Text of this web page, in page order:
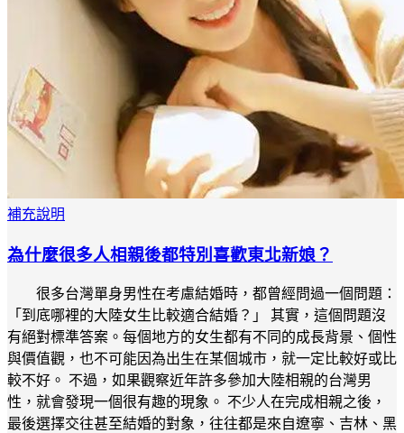
補充說明
為什麼很多人相親後都特別喜歡東北新娘？
很多台灣單身男性在考慮結婚時，都曾經問過一個問題：
「到底哪裡的大陸女生比較適合結婚？」 其實，這個問題沒
有絕對標準答案。每個地方的女生都有不同的成長背景、個性
與價值觀，也不可能因為出生在某個城市，就一定比較好或比
較不好。 不過，如果觀察近年許多參加大陸相親的台灣男
性，就會發現一個很有趣的現象。 不少人在完成相親之後，
最後選擇交往甚至結婚的對象，往往都是來自遼寧、吉林、黑